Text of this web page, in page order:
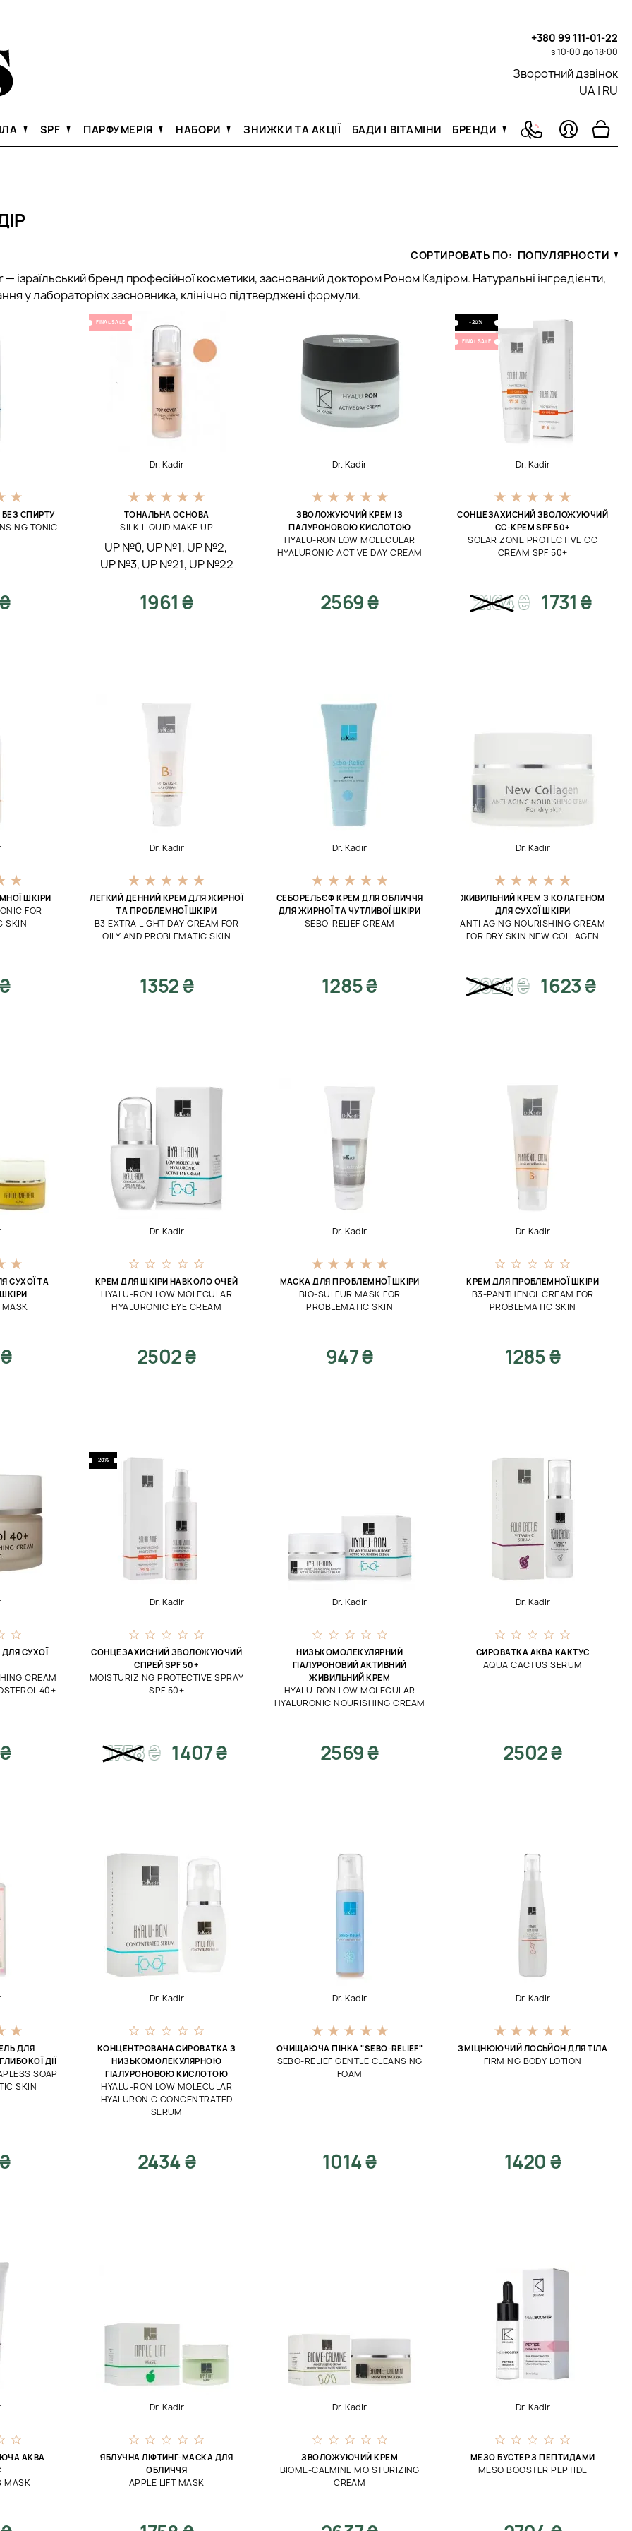
+380 99 111-01-22
з 10:00 до 18:00
Зворотний дзвінок
UA | RU
SPF ПАРФУМЕРІЯ НАБОРИ ЗНИЖКИ ТА АКЦІЇ БАДИ І ВІТАМІНИ БРЕНДИ
СОРТИРОВАТЬ ПО: ПОПУЛЯРНОСТИ
— ізраїльський бренд професійної косметики, заснований доктором Роном Кадіром. Натуральні інгредієнти,
у лабораторіях засновника, клінічно підтверджені формули.
СПИРТУ
TONIC
FINAL SALE
Dr. Kadir
ТОНАЛЬНА ОСНОВА
SILK LIQUID MAKE UP
UP №0, UP №1, UP №2,
UP №3, UP №21, UP №22
1961 ₴
Dr. Kadir
ЗВОЛОЖУЮЧИЙ КРЕМ ІЗ
ГІАЛУРОНОВОЮ КИСЛОТОЮ
HYALU-RON LOW MOLECULAR
HYALURONIC ACTIVE DAY CREAM
2569 ₴
-20%
FINAL SALE
Dr. Kadir
СОНЦЕЗАХИСНИЙ ЗВОЛОЖУЮЧИЙ
CC-КРЕМ SPF 50+
SOLAR ZONE PROTECTIVE CC
CREAM SPF 50+
2164₴ 1731 ₴
ШКІРИ
FOR
SKIN
Dr. Kadir
ЛЕГКИЙ ДЕННИЙ КРЕМ ДЛЯ ЖИРНОЇ
ТА ПРОБЛЕМНОЇ ШКІРИ
В3 EXTRA LIGHT DAY CREAM FOR
OILY AND PROBLEMATIC SKIN
1352 ₴
Dr. Kadir
СЕБОРЕЛЬЄФ КРЕМ ДЛЯ ОБЛИЧЧЯ
ДЛЯ ЖИРНОЇ ТА ЧУТЛИВОЇ ​​ШКІРИ
SEBO-RELIEF CREAM
1285 ₴
Dr. Kadir
ЖИВИЛЬНИЙ КРЕМ З КОЛАГЕНОМ
ДЛЯ СУХОЇ ШКІРИ
ANTI AGING NOURISHING CREAM
FOR DRY SKIN NEW COLLAGEN
2028₴ 1623 ₴
СУХОЇ ТА
MASK
Dr. Kadir
КРЕМ ДЛЯ ШКІРИ НАВКОЛО ОЧЕЙ
HYALU-RON LOW MOLECULAR
HYALURONIC EYE CREAM
2502 ₴
Dr. Kadir
МАСКА ДЛЯ ПРОБЛЕМНОЇ ШКІРИ
BIO-SULFUR MASK FOR
PROBLEMATIC SKIN
947 ₴
Dr. Kadir
КРЕМ ДЛЯ ПРОБЛЕМНОЇ ШКІРИ
B3-PANTHENOL CREAM FOR
PROBLEMATIC SKIN
1285 ₴
СУХОЇ
CREAM
40+
-20%
Dr. Kadir
СОНЦЕЗАХИСНИЙ ЗВОЛОЖУЮЧИЙ
СПРЕЙ SPF 50+
MOISTURIZING PROTECTIVE SPRAY
SPF 50+
1758₴ 1407 ₴
Dr. Kadir
НИЗЬКОМОЛЕКУЛЯРНИЙ
ГІАЛУРОНОВИЙ АКТИВНИЙ
ЖИВИЛЬНИЙ КРЕМ
HYALU-RON LOW MOLECULAR
HYALURONIC NOURISHING CREAM
2569 ₴
Dr. Kadir
СИРОВАТКА АКВА КАКТУС
AQUA CACTUS SERUM
2502 ₴
ДЛЯ
ДІЇ
SOAP
SKIN
Dr. Kadir
КОНЦЕНТРОВАНА СИРОВАТКА З
НИЗЬКОМОЛЕКУЛЯРНОЮ
ГІАЛУРОНОВОЮ КИСЛОТОЮ
HYALU-RON LOW MOLECULAR
HYALURONIC CONCENTRATED
SERUM
2434 ₴
Dr. Kadir
ОЧИЩАЮЧА ПІНКА "SEBO-RELIEF"
SEBO-RELIEF GENTLE CLEANSING
FOAM
1014 ₴
Dr. Kadir
ЗМІЦНЮЮЧИЙ ЛОСЬЙОН ДЛЯ ТІЛА
FIRMING BODY LOTION
1420 ₴
АКВА
MASK
Dr. Kadir
ЯБЛУЧНА ЛІФТИНГ-МАСКА ДЛЯ
ОБЛИЧЧЯ
APPLE LIFT MASK
Dr. Kadir
ЗВОЛОЖУЮЧИЙ КРЕМ
BIOME-CALMINE MOISTURIZING
CREAM
Dr. Kadir
МЕЗО БУСТЕР З ПЕПТИДАМИ
MESO BOOSTER PEPTIDE